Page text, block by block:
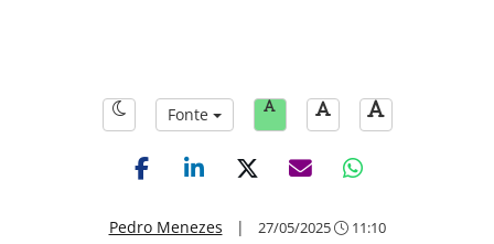
Fonte
Pedro Menezes | 27/05/2025 11:10